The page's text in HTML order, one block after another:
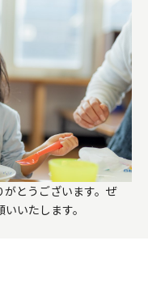
とうございます。ぜ
いたします。